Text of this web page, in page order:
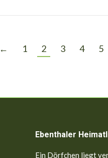
← 1 2 3 4 5
Ebenthaler
Ein Dörfchen liegt